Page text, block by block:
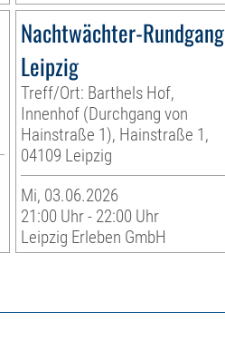
Nachtwächter-Rundgang
Leipzig
Treff/Ort: Barthels Hof,
Innenhof (Durchgang von
Hainstraße 1), Hainstraße 1,
04109 Leipzig
Mi, 03.06.2026
21:00 Uhr - 22:00 Uhr
Leipzig Erleben GmbH